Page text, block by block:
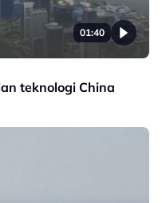
01:40
teknologi China